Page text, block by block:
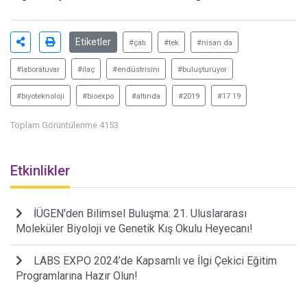
Etiketler #çatı #tek #nisan da
#laboratuvar #ilaç #endüstrisini #buluşturuyor
#biyoteknoloji #bioexpo #altında #2019 #17 19
Toplam Görüntülenme 4153
Etkinlikler
İÜGEN'den Bilimsel Buluşma: 21. Uluslararası
Moleküler Biyoloji ve Genetik Kış Okulu Heyecanı!
LABS EXPO 2024’de Kapsamlı ve İlgi Çekici Eğitim
Programlarına Hazır Olun!